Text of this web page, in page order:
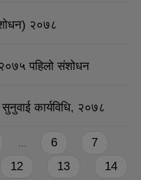
२०७८
२०७५ पहिलो संशोधन
कार्यविधि, २०७८
6
7
12 13
14